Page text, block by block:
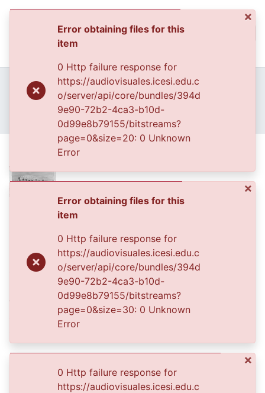
All of DSpace
Statistics
Home
Archivo del Patrimonio Fotográfico y Fílmico del Valle del Cauca
Fondo Archivo del Patrimonio Fotográfico y Fílmico del Valle del Cauca
La Educación y el Deporte
APFFVC - Escenarios - Patrimonial
1950
Date
1950-01-01
Authors
Publisher
Biblioteca Departamental Jorge Garces Borrero
×
Error obtaining files for this
item
0 Http failure response for
https://audiovisuales.icesi.edu.c
o/server/api/core/bundles/394d
9e90-72b2-4ca3-b10d-
0d99e8b79155/bitstreams?
page=0&size=20: 0 Unknown
Error
×
Error obtaining files for this
item
0 Http failure response for
https://audiovisuales.icesi.edu.c
o/server/api/core/bundles/394d
9e90-72b2-4ca3-b10d-
0d99e8b79155/bitstreams?
page=0&size=30: 0 Unknown
Error
×
0 Http failure response for
https://audiovisuales.icesi.edu.c